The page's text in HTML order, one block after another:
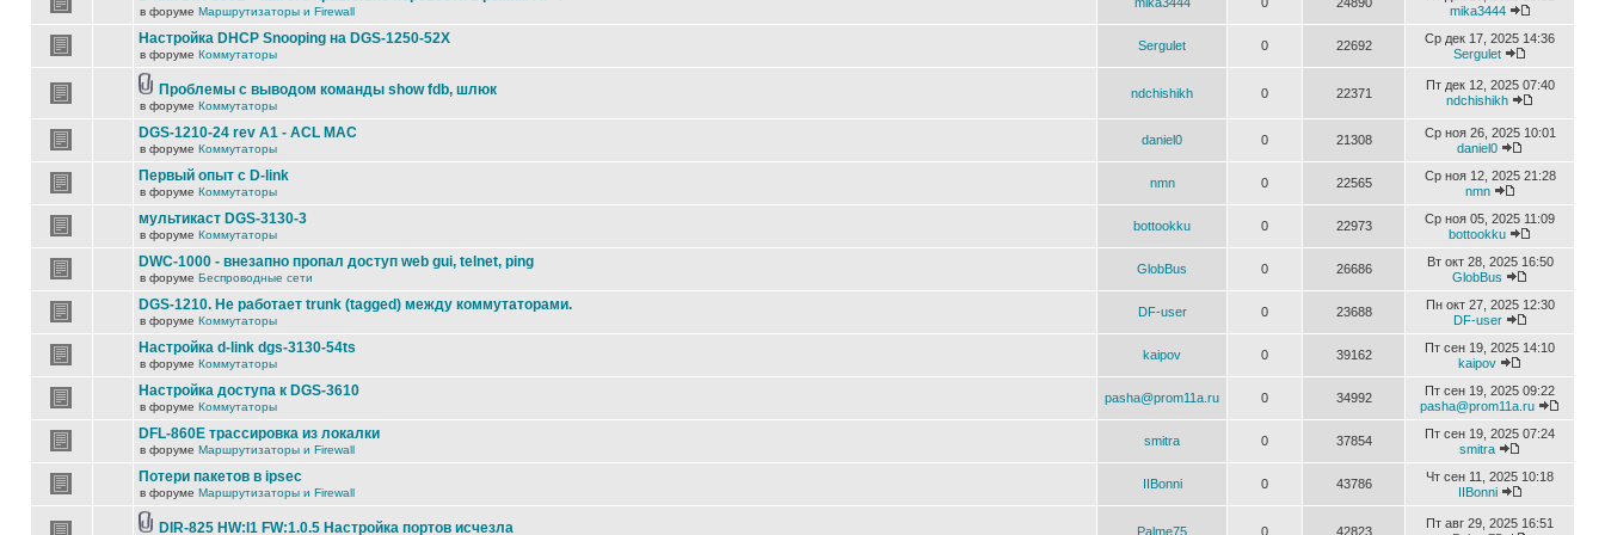
в форуме Маршрутизаторы и Firewall
mika3444
Настройка DHCP Snooping на DGS-1250-52X
в форуме Коммутаторы
Sergulet 0 22692
Ср дек 17, 2025 14:36
Sergulet
Проблемы с выводом команды show fdb, шлюк
в форуме Коммутаторы
ndchishikh 0 22371
Пт дек 12, 2025 07:40
ndchishikh
DGS-1210-24 rev A1 - ACL MAC
в форуме Коммутаторы
daniel0 0 21308
Ср ноя 26, 2025 10:01
daniel0
Первый опыт с D-link
в форуме Коммутаторы
nmn 0 22565
Ср ноя 12, 2025 21:28
nmn
мультикаст DGS-3130-3
в форуме Коммутаторы
bottookku 0 22973
Ср ноя 05, 2025 11:09
bottookku
DWC-1000 - внезапно пропал доступ web gui, telnet, ping
в форуме Беспроводные сети
GlobBus 0 26686
Вт окт 28, 2025 16:50
GlobBus
DGS-1210. Не работает trunk (tagged) между коммутаторами.
в форуме Коммутаторы
DF-user 0 23688
Пн окт 27, 2025 12:30
DF-user
Настройка d-link dgs-3130-54ts
в форуме Коммутаторы
kaipov 0 39162
Пт сен 19, 2025 14:10
kaipov
Настройка доступа к DGS-3610
в форуме Коммутаторы
pasha@prom11a.ru 0 34992
Пт сен 19, 2025 09:22
pasha@prom11a.ru
DFL-860E трассировка из локалки
в форуме Маршрутизаторы и Firewall
smitra 0 37854
Пт сен 19, 2025 07:24
smitra
Потери пакетов в ipsec
в форуме Маршрутизаторы и Firewall
IIBonni 0 43786
Чт сен 11, 2025 10:18
IIBonni
DIR-825 HW:I1 FW:1.0.5 Настройка портов исчезла Palme75 0 42823
Пт авг 29, 2025 16:51